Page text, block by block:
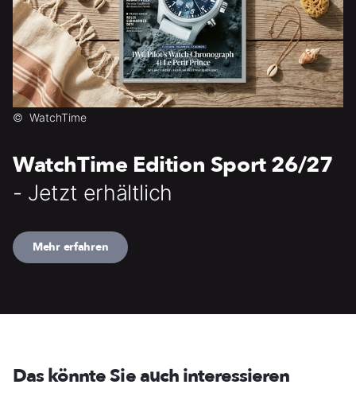
© WatchTime
WatchTime Edition Sport 26/27
- Jetzt erhältlich
Mehr erfahren
Das könnte Sie auch interessieren